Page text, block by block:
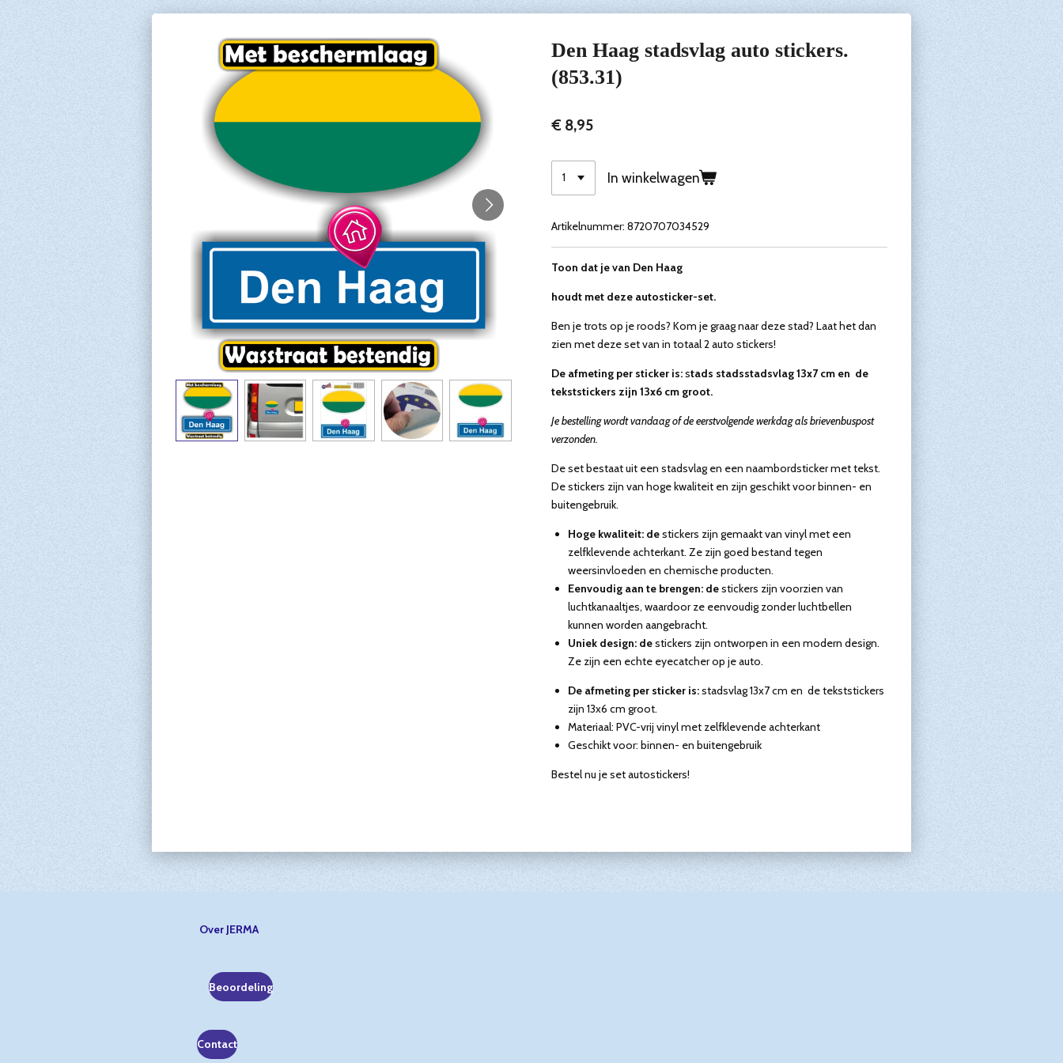
Den Haag stadsvlag auto stickers.
(853.31)
€ 8,95
In winkelwagen
Artikelnummer: 8720707034529
Toon dat je van Den Haag
houdt met deze autosticker-set.
Ben je trots op je roods? Kom je graag naar deze stad? Laat het dan
zien met deze set van in totaal 2 auto stickers!
De afmeting per sticker is:stads stadsstadsvlag 13x7 cm en de
tekststickers zijn 13x6 cm groot.
Je bestelling wordt vandaag of de eerstvolgende werkdag als brievenbuspost
verzonden.
De set bestaat uit een stadsvlag en een naambordsticker met tekst.
De stickers zijn van hoge kwaliteit en zijn geschikt voor binnen- en
buitengebruik.
Hoge kwaliteit: destickers zijn gemaakt van vinyl met een
zelfklevende achterkant. Ze zijn goed bestand tegen
weersinvloeden en chemische producten.
Eenvoudig aan te brengen: destickers zijn voorzien van
luchtkanaaltjes, waardoor ze eenvoudig zonder luchtbellen
kunnen worden aangebracht.
Uniek design: destickers zijn ontworpen in een modern design.
Ze zijn een echte eyecatcher op je auto.
De afmeting per sticker is:stadsvlag 13x7 cm en de tekststickers
zijn 13x6 cm groot.
Materiaal: PVC-vrij vinyl met zelfklevende achterkant
Geschikt voor: binnen- en buitengebruik
Bestel nu je set autostickers!
Over JERMA
Beoordeling
Contact